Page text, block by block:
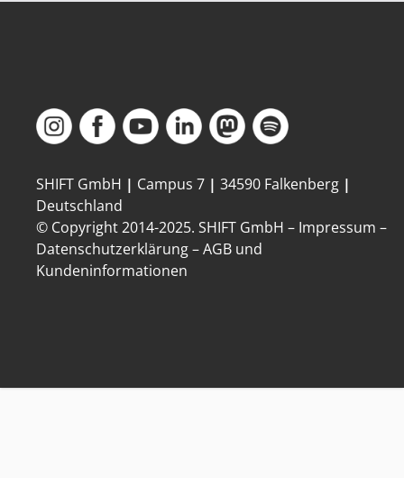
SHIFT GmbH | Campus 7 | 34590 Falkenberg |
Deutschland
© Copyright 2014-2025. SHIFT GmbH – Impressum –
Datenschutzerklärung–AGB und
Kundeninformationen